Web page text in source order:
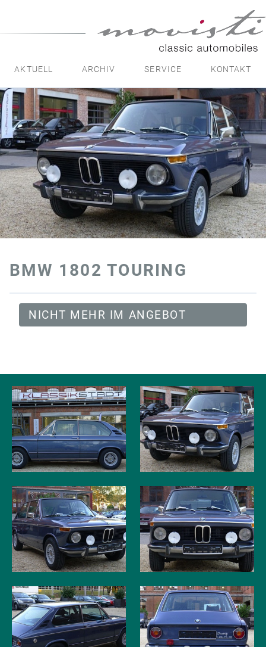
automobiles
AKTUELL ARCHIV SERVICE KONTAKT
BMW 1802 TOURING
NICHT MEHR IM ANGEBOT